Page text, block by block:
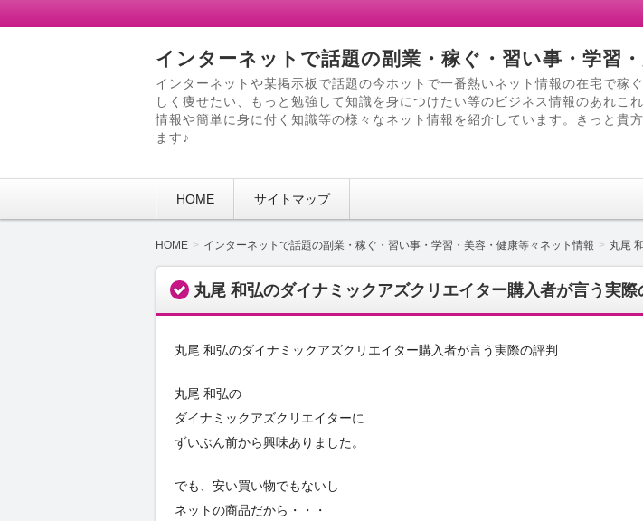
インターネットで話題の副業・稼ぐ・習い事・学習
インターネットや某掲示板で話題の今ホットで一番熱いネット情報の在宅で稼
しく痩せたい、もっと勉強して知識を身につけたい等のビジネス情報のあれこ
情報や簡単に身に付く知識等の様々なネット情報を紹介しています。きっと貴
ます♪
HOME サイトマップ
HOME インターネットで話題の副業・稼ぐ・習い事・学習・美容・健康等々ネット情報 丸尾
丸尾 和弘のダイナミックアズクリエイター購入者が言う実際
丸尾 和弘のダイナミックアズクリエイター購入者が言う実際の評判
丸尾 和弘の
ダイナミックアズクリエイターに
ずいぶん前から興味ありました。
でも、安い買い物でもないし
ネットの商品だから・・・